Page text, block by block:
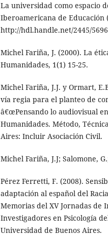
La universidad como espacio
Iberoamericana de Educación
http://hdl.handle.net/2445/
Michel Fariña, J. (2000). La
Humanidades, 1(1) 15-25.
Michel Fariña, J.J. y Ormart,
vía regia para el planteo de
â€œPensando lo audiovisual
Humanidades. Método,
Aires: Incluir Asociación Civil.
Michel Fariña, J.J; Salomone,
Pérez Ferretti, F. (2008).
adaptación al español del
Memorias del XV Jornadas de
Investigadores en Psicología
Universidad de Buenos Aires.